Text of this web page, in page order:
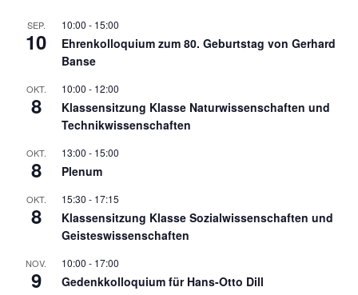
SEP.
10
10:00 - 15:00
Ehrenkolloquium zum 80. Geburtstag von Gerhard
Banse
OKT.
8
10:00 - 12:00
Klassensitzung Klasse Naturwissenschaften und
Technikwissenschaften
OKT.
8
13:00 - 15:00
Plenum
OKT.
8
15:30 - 17:15
Klassensitzung Klasse Sozialwissenschaften und
Geisteswissenschaften
NOV.
9
10:00 - 17:00
Gedenkkolloquium für Hans-Otto Dill